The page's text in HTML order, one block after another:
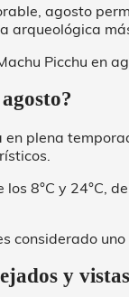
agosto
arqueológica
Picchu en
en plena
8°C y 24°C,
considerado
y